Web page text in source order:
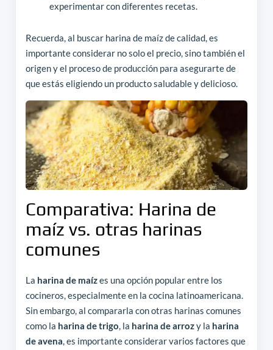
experimentar con diferentes recetas.
Recuerda, al buscar harina de maíz de calidad, es
importante considerar no solo el precio, sino también el
origen y el proceso de producción para asegurarte de
que estás eligiendo un producto saludable y delicioso.
Comparativa: Harina de
maíz vs. otras harinas
comunes
La harina de maízes una opción popular entre los
cocineros, especialmente en la cocina latinoamericana.
Sin embargo, al compararla con otras harinas comunes
como la harina de trigo, la harina de arrozy la harina
de avena, es importante considerar varios factores que